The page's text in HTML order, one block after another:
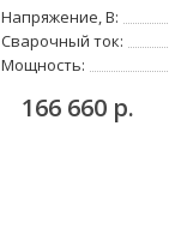
Напряжение, В:
Сварочный ток:
Мощность:
166 660 р.